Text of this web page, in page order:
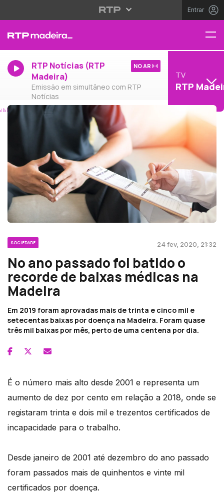
Entrar
RTP Notícias (RTP
Madeira)
Emissão em simultâneo com RTP
Notícias
NO AR
TV
RTP
SOCIEDADE 24 fev, 2020, 21:32
No ano passado foi batido o
recorde de baixas médicas na
Madeira
Em 2019 foram aprovadas mais de trinta e cinco mil e
setecentas baixas por doença na Madeira. Foram quase
três mil baixas por mês, perto de uma centena por dia.
É o número mais alto desde 2001 e representa um
aumento de dez por cento em relação a 2018, onde se
registaram trinta e dois mil e trezentos certificados de
incapacidade para o trabalho.
Desde janeiro de 2001 até dezembro do ano passado
foram passados mais de quinhentos e vinte mil
certificados por doença.